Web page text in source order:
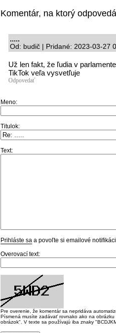
Komentár, na ktorý
.....
Od: budič | Pridané: 2023-03-27
Už len fakt, že ľudia v
TikTok veľa vysvetľuje
Odpovedať
Meno:
Titulok:
Text:
Prihláste sa a povoľte si emailové
Overovací text:
Pre overenie, že komentár sa nepridáva
Písmená musíte zadávať rovnako ako na
obrázok". V texte sa používajú iba znaky